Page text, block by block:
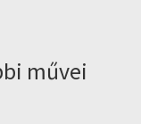
művei